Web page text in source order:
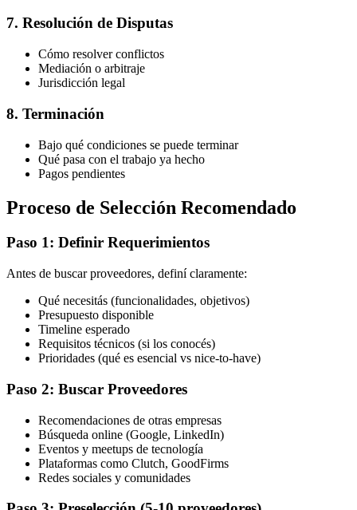
7. Resolución de Disputas
Cómo resolver conflictos
Mediación o arbitraje
Jurisdicción legal
8. Terminación
Bajo qué condiciones se puede terminar
Qué pasa con el trabajo ya hecho
Pagos pendientes
Proceso de Selección Recomendado
Paso 1: Definir Requerimientos
Antes de buscar proveedores, definí claramente:
Qué necesitás (funcionalidades, objetivos)
Presupuesto disponible
Timeline esperado
Requisitos técnicos (si los conocés)
Prioridades (qué es esencial vs nice-to-have)
Paso 2: Buscar Proveedores
Recomendaciones de otras empresas
Búsqueda online (Google, LinkedIn)
Eventos y meetups de tecnología
Plataformas como Clutch, GoodFirms
Redes sociales y comunidades